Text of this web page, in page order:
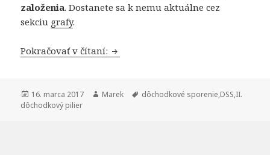
založenia. Dostanete sa k nemu aktuálne cez
sekciu grafy.
Pokračovať v čítaní: Ako zarábajú fondy v druhom
Publikované
16. marca 2017 Autor
Marek Značky
dôchodkové sporenie,DSS,II.
dôchodkový pilier